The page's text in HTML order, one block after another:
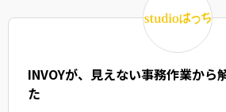
INVOYが、見えない事務作業から
た